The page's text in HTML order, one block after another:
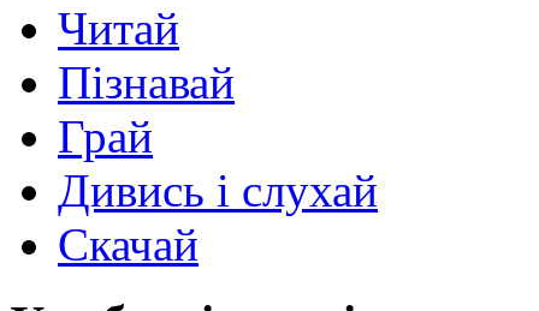
Читай
Пізнавай
Грай
Дивись і слухай
Скачай